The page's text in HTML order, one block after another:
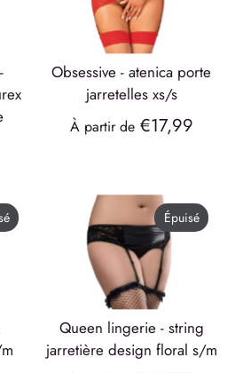
obsessive - atenica porte
jarretelles xs/s
À partir de €17,99
queen lingerie - string
jarretière design floral s/m
Épuisé